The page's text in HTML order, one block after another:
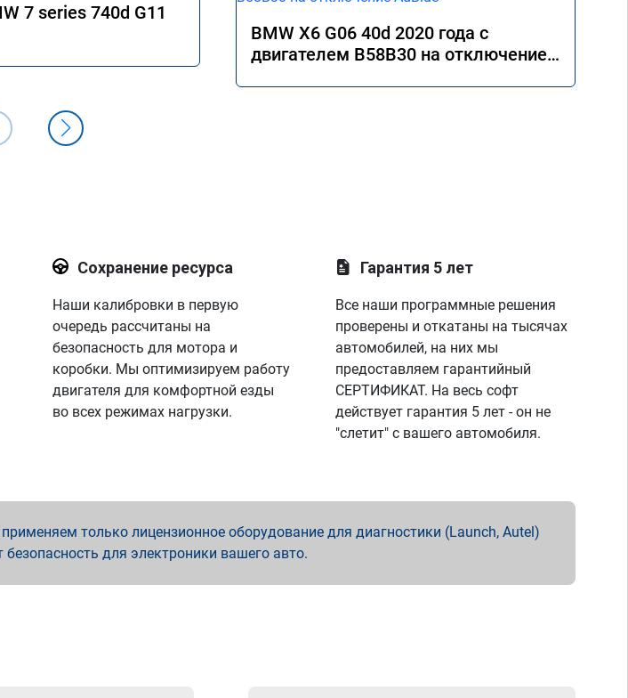
7 series 740d G11
BMW X6 G06 40d 2020 года с
двигателем B58B30 на отключение
Сохранение ресурса
Наши калибровки в первую
очередь рассчитаны на
безопасность для мотора и
коробки. Мы оптимизируем работу
двигателя для комфортной езды
во всех режимах нагрузки.
Гарантия 5 лет
Все наши программные решения
проверены и откатаны на тысячах
автомобилей, на них мы
предоставляем гарантийный
СЕРТИФИКАТ. На весь софт
действует гарантия 5 лет - он не
"слетит" с вашего автомобиля.
только лицензионное оборудование для диагностики (Launch, Autel)
безопасность для электроники вашего авто.